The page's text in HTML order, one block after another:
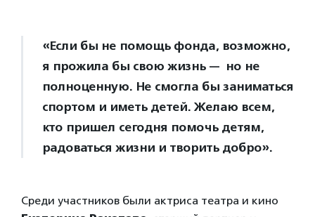
«Если бы не помощь фонда, возможно,
я прожила бы свою жизнь — но не
полноценную. Не смогла бы заниматься
спортом и иметь детей. Желаю всем,
кто пришел сегодня помочь детям,
радоваться жизни и творить добро».
Среди участников были актриса театра и кино